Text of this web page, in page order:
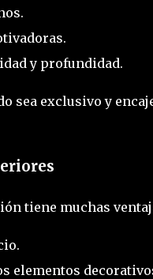
y profundidad.
sea exclusivo y
tiene muchas
elementos